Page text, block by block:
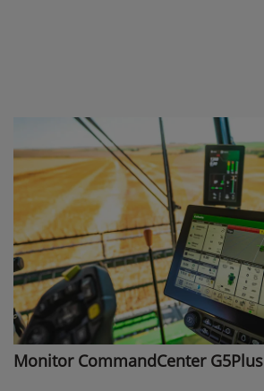
Monitor CommandCenter G5Plus